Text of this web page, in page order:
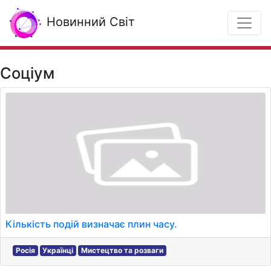
Новинний Світ
Соціум
Кількість подій визначає плин часу.
Росія Українці Мистецтво та розваги